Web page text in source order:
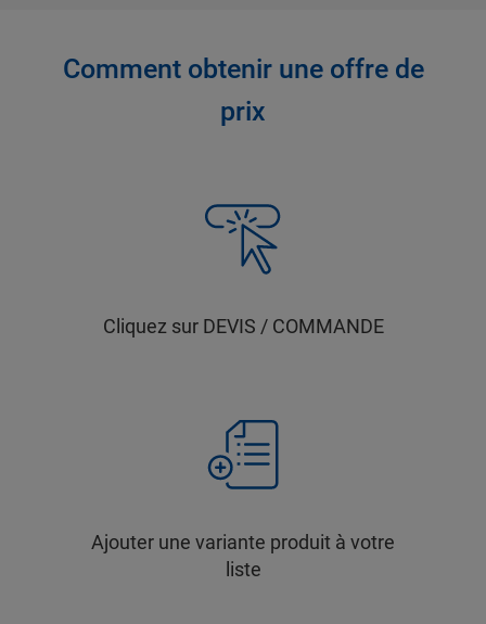
Comment obtenir une offre de
prix
Cliquez sur DEVIS / COMMANDE
Ajouter une variante produit à votre
liste